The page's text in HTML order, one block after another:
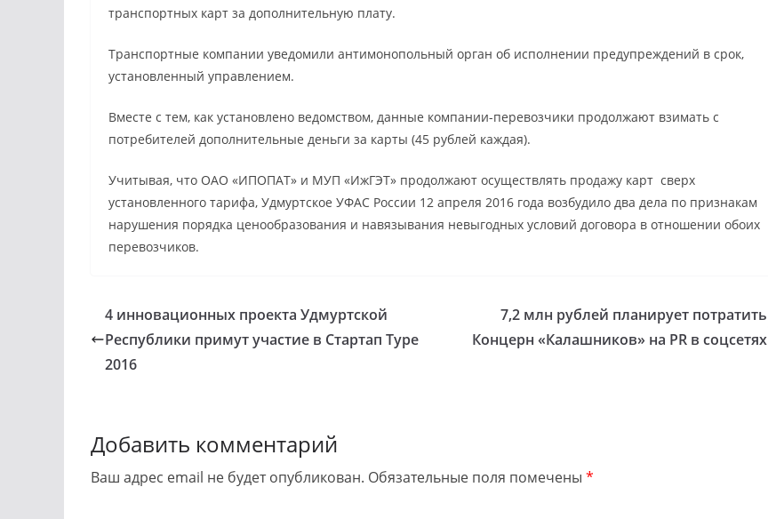
транспортных карт за дополнительную плату.
Транспортные компании уведомили антимонопольный орган об исполнении предупреждений в срок,
установленный управлением.
Вместе с тем, как установлено ведомством, данные компании-перевозчики продолжают взимать с
потребителей дополнительные деньги за карты (45 рублей каждая).
Учитывая, что ОАО «ИПОПАТ» и МУП «ИжГЭТ» продолжают осуществлять продажу карт сверх
установленного тарифа, Удмуртское УФАС России 12 апреля 2016 года возбудило два дела по признакам
нарушения порядка ценообразования и навязывания невыгодных условий договора в отношении обоих
перевозчиков.
4 инновационных проекта Удмуртской
Республики примут участие в Стартап Туре
2016
7,2 млн рублей планирует потратить
Концерн «Калашников» на PR в соцсетях
Добавить комментарий
Ваш адрес email не будет опубликован. Обязательные поля помечены *